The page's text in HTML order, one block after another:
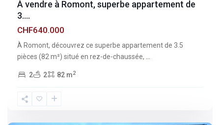
À vendre à Romont, superbe appartement de
3....
CHF640.000
À Romont, découvrez ce superbe appartement de 3.5
pièces (82 m²) situé en rez-de-chaussée,
2 2 82 m2
Fribourg